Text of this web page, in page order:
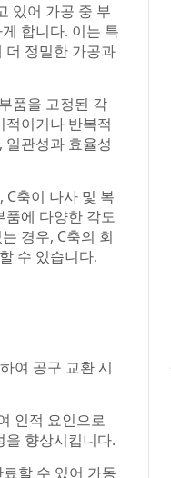
있어 가공 중 부
합니다. 이는 특
더 정밀한 가공과
품을 고정된 각
적이거나 반복적
일관성과 효율성
C축이 나사 및 복
품에 다양한 각도
경우, C축의 회
수 있습니다.
여 공구 교환 시
인적 요인으로
을 향상시킵니다.
할 수 있어 가동